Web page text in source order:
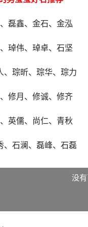
磊鑫、金石、金泓
琸伟、琸卓、石坚
、琮昕、琮华、琮力
修月、修诚、修齐
英儒、尚仁、青秋
、石澜、磊峰、石磊
没有